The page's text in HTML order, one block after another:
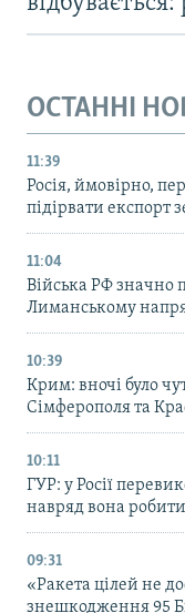
ОСТАННІ
11:39
Росія, ймовірно,
підірвати експорт
11:04
Війська РФ значно
Лиманському
10:39
Крим: вночі було
Сімферополя та
10:11
ГУР: у Росії
навряд вона
09:31
«Ракета цілей не
знешкодження 95